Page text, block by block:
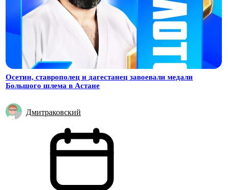
Осетин, ставрополец и дагестанец завоевали медали
Большого шлема в Астане
Дмитраковский